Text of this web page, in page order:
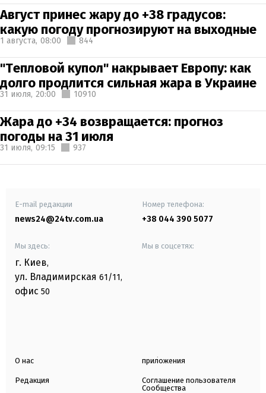
Август принес жару до +38 градусов:
какую погоду прогнозируют на выходные
1 августа, 08:00 844
"Тепловой купол" накрывает Европу: как
долго продлится сильная жара в Украине
31 июля, 20:00 10910
Жара до +34 возвращается: прогноз
погоды на 31 июля
31 июля, 09:15 937
E-mail редакции
news24@24tv.com.ua
Номер телефона:
+38 044 390 5077
Мы здесь:
г. Киев,
ул. Владимирская 61/11,
офис 50
Мы в соцсетях:
О нас
Редакция
приложения
Соглашение пользователя
Сообщества